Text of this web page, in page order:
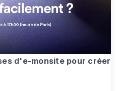
un site web sur-mesure,
sans limite pour
votre passion
d'e-monsite pour créer